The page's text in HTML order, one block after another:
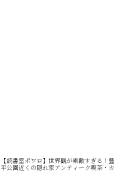
【読書室ポワロ】世界観が素敵すぎる！豊
平公園近くの隠れ家アンティーク喫茶・カ